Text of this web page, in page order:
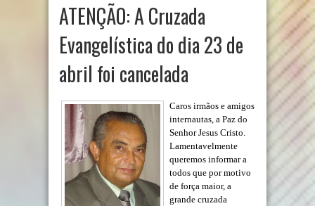
ATENÇÃO: A Cruzada
Evangelística do dia 23 de
abril foi cancelada
Caros irmãos e amigos
internautas, a Paz do
Senhor Jesus Cristo.
Lamentavelmente
queremos informar a
todos que por motivo
de força maior, a
grande cruzada